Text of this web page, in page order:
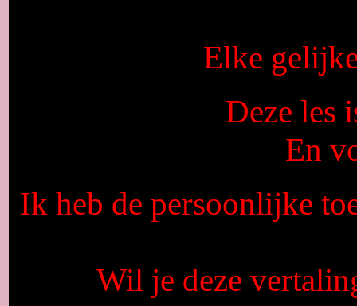
Elke
Deze les
En
Ik heb de persoonlijke
Wil je deze